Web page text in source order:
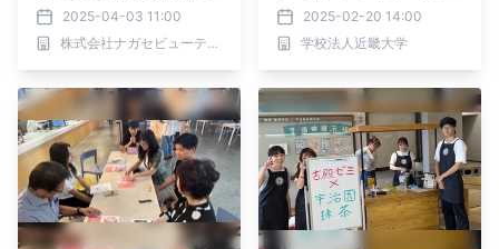
いて発表2025-04-03 11:00
株式会社ナガセビューティケァ
チを「国際コインランドリ
ーEXPO」で発表
2025-02-20 14:00
学校法人近畿大学